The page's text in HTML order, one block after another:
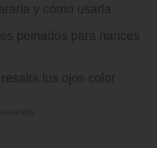
y cómo usarla
peinados para narices
los ojos color